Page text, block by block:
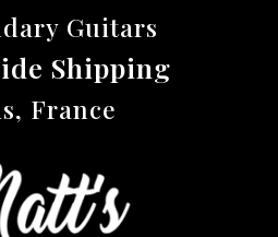
Guitars
Shipping
France